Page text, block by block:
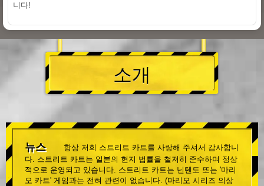
니다!
소개
뉴스
항상 저희 스트리트 카트를 사랑해 주셔서 감사합니
다. 스트리트 카트는 일본의 현지 법률을 철저히 준수하며 정상
적으로 운영되고 있습니다. 스트리트 카트는 닌텐도 또는 '마리
오 카트' 게임과는 전혀 관련이 없습니다. (마리오 시리즈 의상